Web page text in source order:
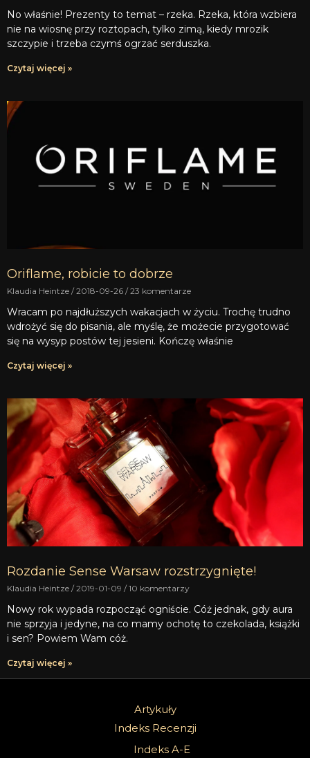
No właśnie! Prezenty to temat – rzeka. Rzeka, która wzbiera
nie na wiosnę przy roztopach, tylko zimą, kiedy mrozik
szczypie i trzeba czymś ogrzać serduszka.
Czytaj więcej »
Oriflame, robicie to dobrze
Klaudia Heintze 2018-09-26 23 komentarze
Wracam po najdłuższych wakacjach w życiu. Trochę trudno
wdrożyć się do pisania, ale myślę, że możecie przygotować
się na wysyp postów tej jesieni. Kończę właśnie
Czytaj więcej »
Rozdanie Sense Warsaw rozstrzygnięte!
Klaudia Heintze 2019-01-09 10 komentarzy
Nowy rok wypada rozpocząć ogniście. Cóż jednak, gdy aura
nie sprzyja i jedyne, na co mamy ochotę to czekolada, książki
i sen? Powiem Wam cóż.
Czytaj więcej »
Artykuły
Indeks Recenzji
Indeks A-E